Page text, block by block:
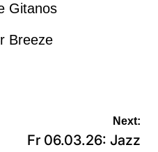
Gitanos
Breeze
Next:
Fr 06.03.26: Jazz